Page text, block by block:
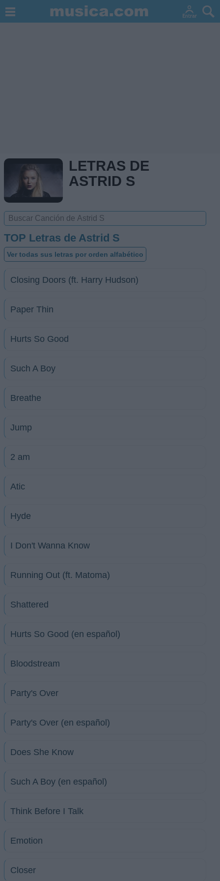
LETRAS DE
ASTRID S
TOP Letras de Astrid S
Ver todas sus letras por orden alfabético
Closing Doors (ft. Harry Hudson)
Paper Thin
Hurts So Good
Such A Boy
Breathe
Jump
2 am
Atic
Hyde
I Don't Wanna Know
Running Out (ft. Matoma)
Shattered
Hurts So Good (en español)
Bloodstream
Party's Over
Party's Over (en español)
Does She Know
Such A Boy (en español)
Think Before I Talk
Emotion
Closer